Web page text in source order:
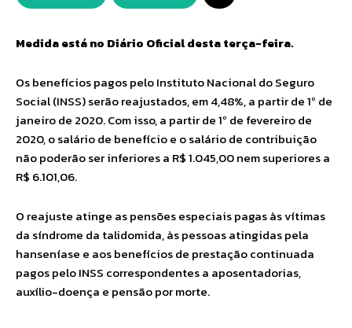
Medida está no Diário Oficial desta terça-feira.
Os benefícios pagos pelo Instituto Nacional do Seguro
Social (INSS) serão reajustados, em 4,48%, a partir de 1º de
janeiro de 2020. Com isso, a partir de 1º de fevereiro de
2020, o salário de benefício e o salário de contribuição
não poderão ser inferiores a R$ 1.045,00 nem superiores a
R$ 6.101,06.
O reajuste atinge as pensões especiais pagas às vítimas
da síndrome da talidomida, às pessoas atingidas pela
hanseníase e aos benefícios de prestação continuada
pagos pelo INSS correspondentes a aposentadorias,
auxílio-doença e pensão por morte.